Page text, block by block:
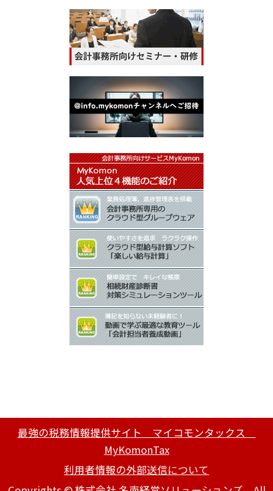
最強の税務情報提供サイト マイコモンタックス
MyKomonTax
利用者情報の外部送信について